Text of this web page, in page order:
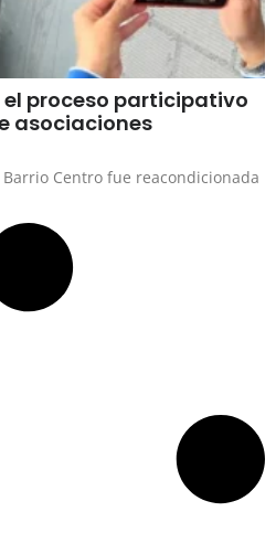
el proceso participativo
asociaciones
Barrio Centro fue reacondicionada